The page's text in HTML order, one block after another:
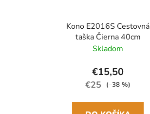
Kono E2016S Cestovná
taška Čierna 40cm
Skladom
€15,50
€25 (–38 %)